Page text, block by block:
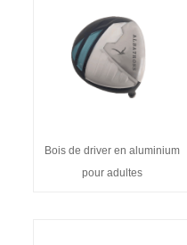
Bois de driver en aluminium
pour adultes